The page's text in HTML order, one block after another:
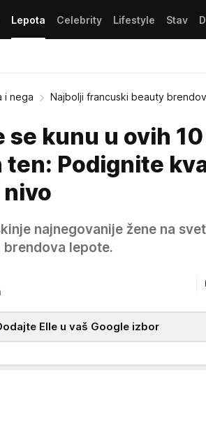
Lepota Celebrity Lifestyle Stav
i nega Najbolji francuski beauty
kunu u ovih
ten: Podignite
nivo
najnegovanije žene na
lepote.
Elle u vaš Google izbor